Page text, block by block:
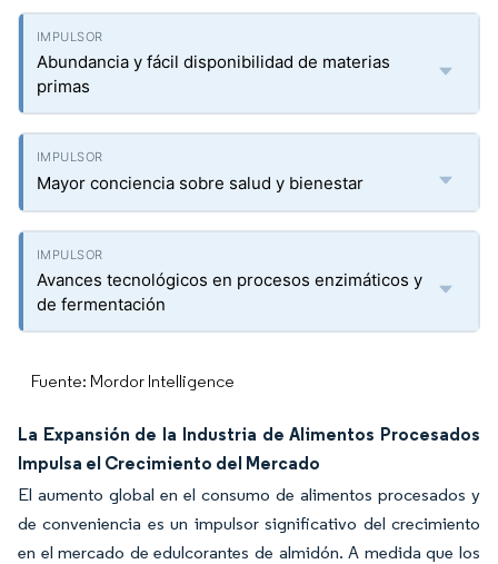
Abundancia y fácil disponibilidad de materias
primas
Mayor conciencia sobre salud y bienestar
Avances tecnológicos en procesos enzimáticos y
de fermentación
Fuente: Mordor Intelligence
La Expansión de la Industria de Alimentos Procesados
Impulsa el Crecimiento del Mercado
El aumento global en el consumo de alimentos procesados y
de conveniencia es un impulsor significativo del crecimiento
en el mercado de edulcorantes de almidón. A medida que los